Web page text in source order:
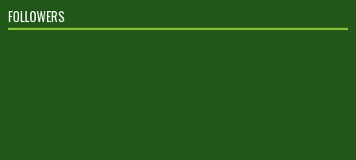
FOLLOWERS